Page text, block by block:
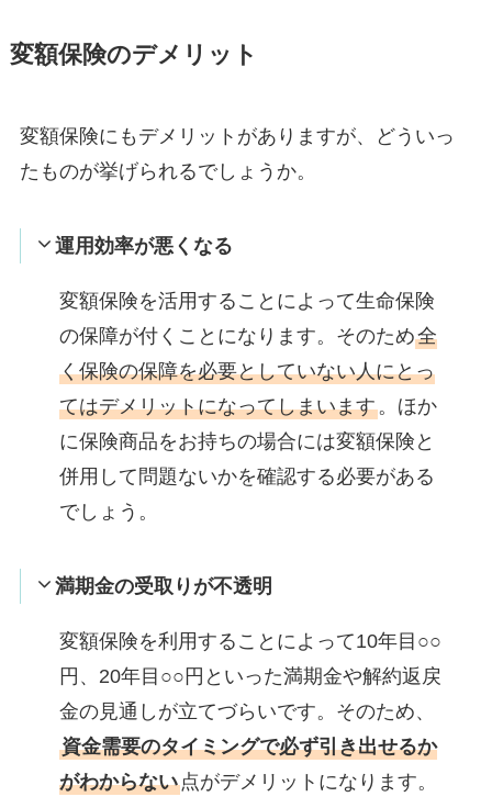
変額保険のデメリット
変額保険にもデメリットがありますが、どういっ
たものが挙げられるでしょうか。
運用効率が悪くなる
変額保険を活用することによって生命保険
の保障が付くことになります。そのため全
く保険の保障を必要としていない人にとっ
てはデメリットになってしまいます。ほか
に保険商品をお持ちの場合には変額保険と
併用して問題ないかを確認する必要がある
でしょう。
満期金の受取りが不透明
変額保険を利用することによって10年目○○
円、20年目○○円といった満期金や解約返戻
金の見通しが立てづらいです。そのため、
資金需要のタイミングで必ず引き出せるか
がわからない点がデメリットになります。